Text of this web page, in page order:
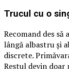
Trucul cu o
Recomand des
lângă albastru și
discrete.
Restul devin doar